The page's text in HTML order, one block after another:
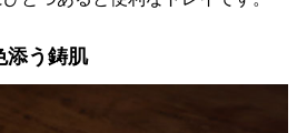
う鋳肌